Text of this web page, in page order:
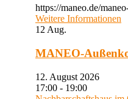
https://maneo.de/
Weitere Informationen
12 Aug.
MANEO-
12. August 2026
17:00 - 19:00